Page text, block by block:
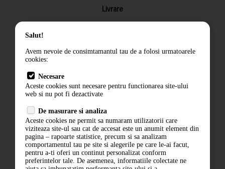
Livrare
Returnarea produselor
Termeni si conditii
Politica de confidentialitate
ANPC
Salut!
Avem nevoie de consimtamantul tau de a folosi urmatoarele
cookies:
Necesare
Aceste cookies sunt necesare pentru functionarea site-ului
web si nu pot fi dezactivate
De masurare si analiza
Aceste cookies ne permit sa numaram utilizatorii care
viziteaza site-ul sau cat de accesat este un anumit element din
pagina – rapoarte statistice, precum si sa analizam
comportamentul tau pe site si alegerile pe care le-ai facut,
pentru a-ti oferi un continut personalizat conform
preferintelor tale. De asemenea, informatiile colectate ne